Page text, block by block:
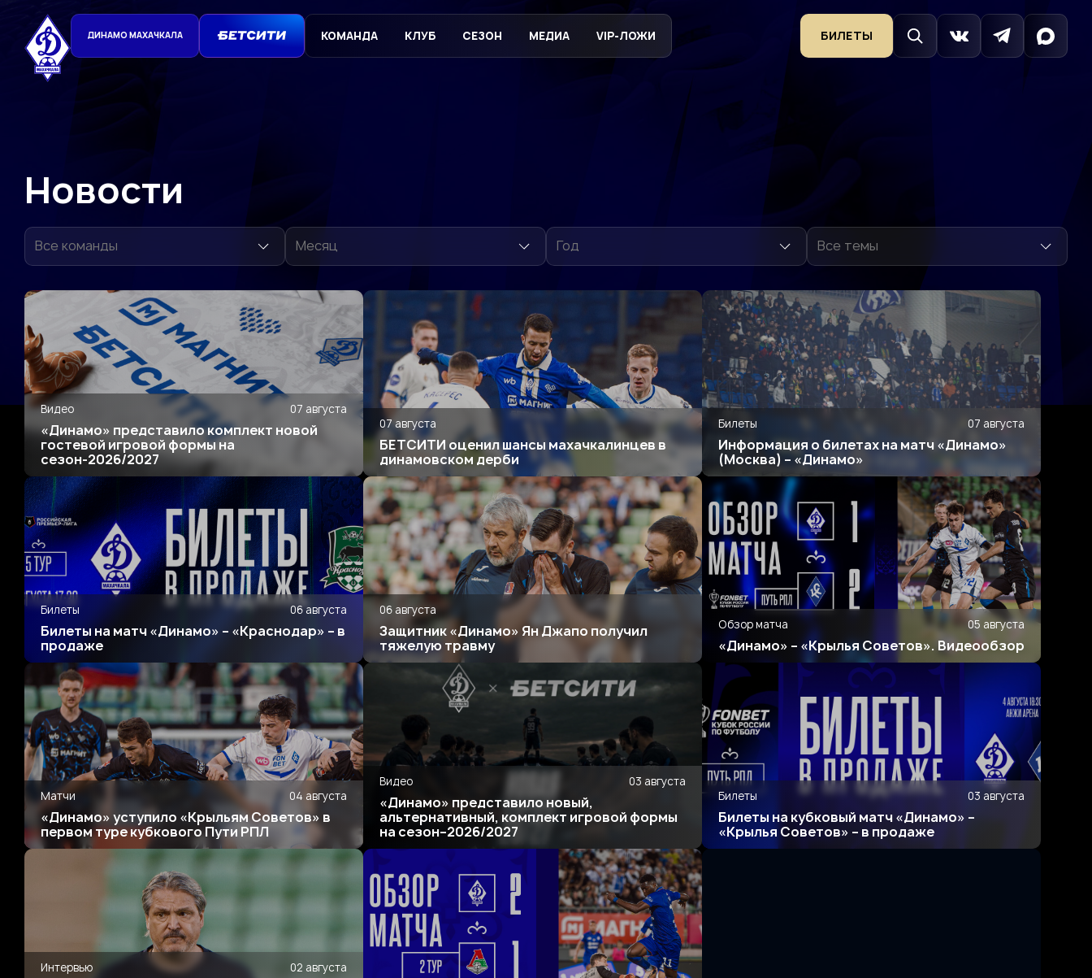
ДИНАМО МАХАЧКАЛА КОМАНДА КЛУБ СЕЗОН МЕДИА VIP-ЛОЖИ БИЛЕТЫ
Новости
Видео 07 августа
«Динамо» представило комплект новой
гостевой игровой формы на
сезон-2026/2027
07 августа
БЕТСИТИ оценил шансы махачкалинцев в
динамовском дерби
Билеты 07 августа
Информация о билетах на матч «Динамо»
(Москва) – «Динамо»
Билеты 06 августа
Билеты на матч «Динамо» – «Краснодар» – в
продаже
06 августа
Защитник «Динамо» Ян Джапо получил
тяжелую травму
Обзор матча 05 августа
«Динамо» – «Крылья Советов». Видеообзор
Матчи 04 августа
«Динамо» уступило «Крыльям Советов» в
первом туре кубкового Пути РПЛ
Видео 03 августа
«Динамо» представило новый,
альтернативный, комплект игровой формы
на сезон–2026/2027
Билеты 03 августа
Билеты на кубковый матч «Динамо» –
«Крылья Советов» – в продаже
Интервью 02 августа